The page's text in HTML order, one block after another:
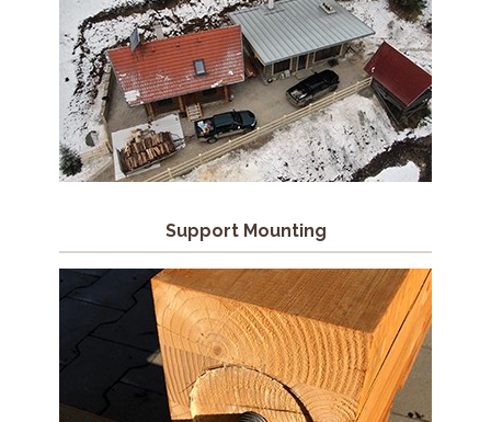
Support Mounting